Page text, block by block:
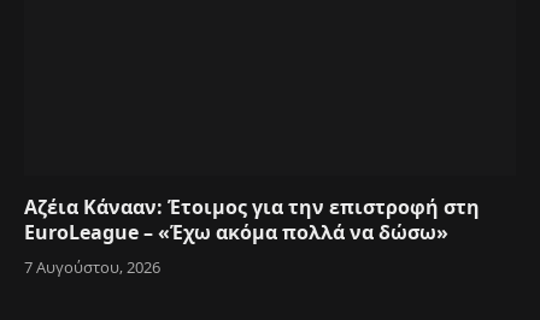
Αζέια Κάνααν: Έτοιμος για την επιστροφή στη
EuroLeague – «Έχω ακόμα πολλά να δώσω»
7 Αυγούστου, 2026